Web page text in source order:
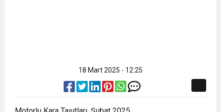
18 Mart 2025 - 12:25